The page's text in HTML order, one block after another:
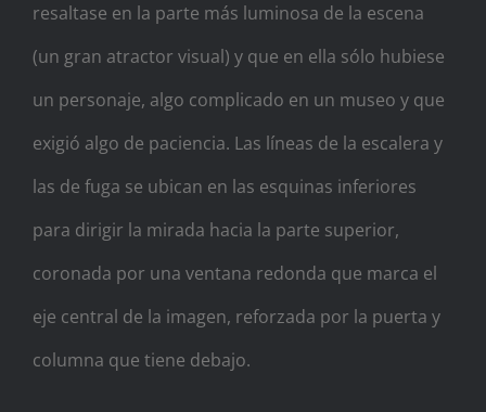
resaltase en la parte más luminosa de la escena
(un gran atractor visual) y que en ella sólo hubiese
un personaje, algo complicado en un museo y que
exigió algo de paciencia. Las líneas de la escalera y
las de fuga se ubican en las esquinas inferiores
para dirigir la mirada hacia la parte superior,
coronada por una ventana redonda que marca el
eje central de la imagen, reforzada por la puerta y
columna que tiene debajo.